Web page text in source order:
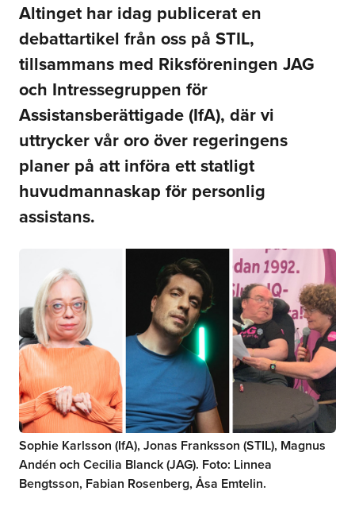
Altinget har idag publicerat en
debattartikel från oss på STIL,
tillsammans med Riksföreningen JAG
och Intressegruppen för
Assistansberättigade (IfA), där vi
uttrycker vår oro över regeringens
planer på att införa ett statligt
huvudmannaskap för personlig
assistans.
Sophie Karlsson (IfA), Jonas Franksson (STIL), Magnus
Andén och Cecilia Blanck (JAG). Foto: Linnea
Bengtsson, Fabian Rosenberg, Åsa Emtelin.